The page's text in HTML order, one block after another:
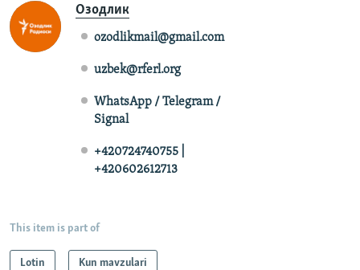
Озодлик
ozodlikmail@gmail.com
uzbek@rferl.org
WhatsApp / Telegram /
Signal
+420724740755 |
+420602612713
This item is part of
Lotin Kun mavzulari